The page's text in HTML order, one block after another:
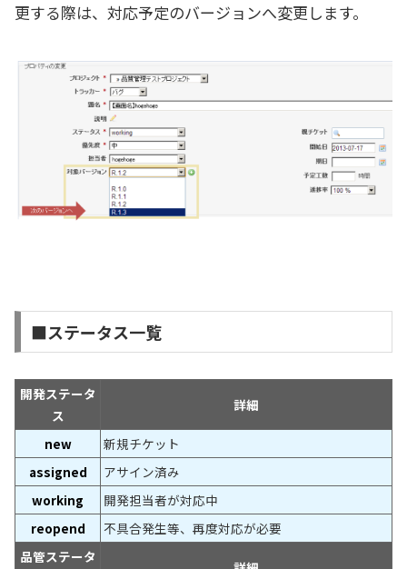
更する際は、対応予定のバージョンへ変更します。
■ステータス一覧
開発ステータ
ス
詳細
new
新規チケット
assigned
アサイン済み
working
開発担当者が対応中
reopend
不具合発生等、再度対応が必要
品管ステータ